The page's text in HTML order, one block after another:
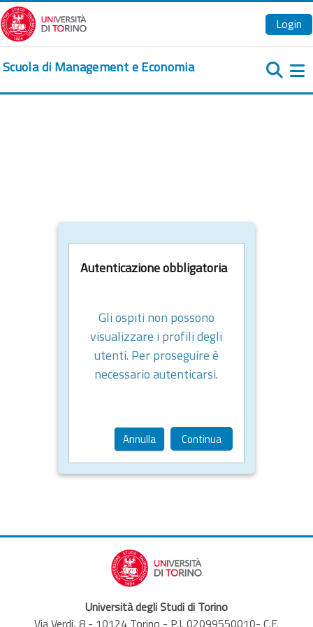
Vai al contenuto principale
Login
Scuola di Management e Economia
Autenticazione obbligatoria
Gli ospiti non possono
visualizzare i profili degli
utenti. Per proseguire è
necessario autenticarsi.
Annulla Continua
Università degli Studi di Torino
Via Verdi, 8 - 10124 Torino - P.I. 02099550010- C.F.